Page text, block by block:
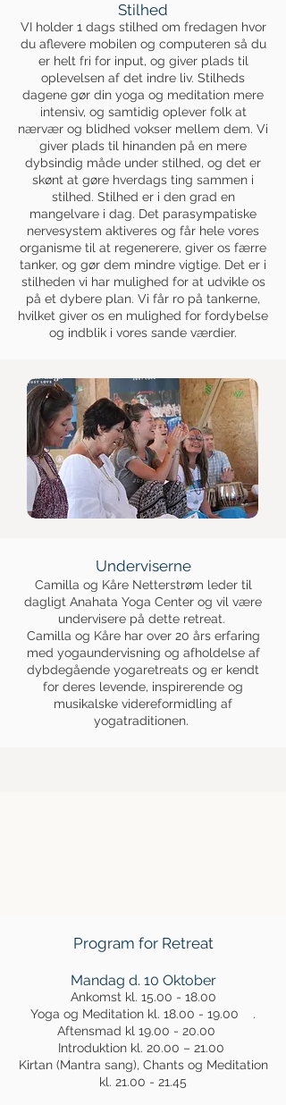
Stilhed
VI holder 1 dags stilhed om fredagen hvor
du aflevere mobilen og computeren så du
er helt fri for input, og giver plads til
oplevelsen af det indre liv. Stilheds
dagene gør din yoga og meditation mere
intensiv, og samtidig oplever folk at
nærvær og blidhed vokser mellem dem. Vi
giver plads til hinanden på en mere
dybsindig måde under stilhed, og det er
skønt at gøre hverdags ting sammen i
stilhed. Stilhed er i den grad en
mangelvare i dag. Det parasympatiske
nervesystem aktiveres og får hele vores
organisme til at regenerere, giver os færre
tanker, og gør dem mindre vigtige. Det er i
stilheden vi har mulighed for at udvikle os
på et dybere plan. Vi får ro på tankerne,
hvilket giver os en mulighed for fordybelse
og indblik i vores sande værdier.
Underviserne
Camilla og Kåre Netterstrøm leder til
dagligt Anahata Yoga Center og vil være
undervisere på dette retreat.
Camilla og Kåre har over 20 års erfaring
med yogaundervisning og afholdelse af
dybdegående yogaretreats og er kendt
for deres levende, inspirerende og
musikalske videreformidling af
yogatraditionen.
Program for Retreat
Mandag d. 10 Oktober
Ankomst kl. 15.00 - 18.00
Yoga og Meditation kl. 18.00 - 19.00 .
Aftensmad kl 19.00 - 20.00
Introduktion kl. 20.00 – 21.00
Kirtan (Mantra sang), Chants og Meditation
kl. 21.00 - 21.45